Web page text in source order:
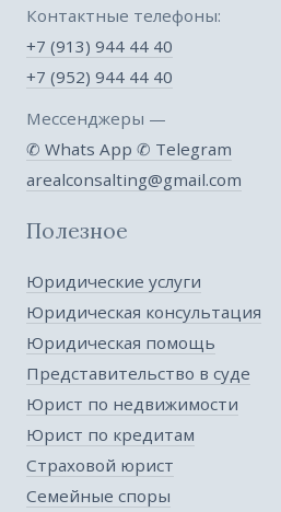
Контактные телефоны:
+7 (913) 944 44 40
+7 (952) 944 44 40
Мессенджеры —
✆ Whats App ✆ Telegram
arealconsalting@gmail.com
Полезное
Юридические услуги
Юридическая консультация
Юридическая помощь
Представительство в суде
Юрист по недвижимости
Юрист по кредитам
Страховой юрист
Семейные споры